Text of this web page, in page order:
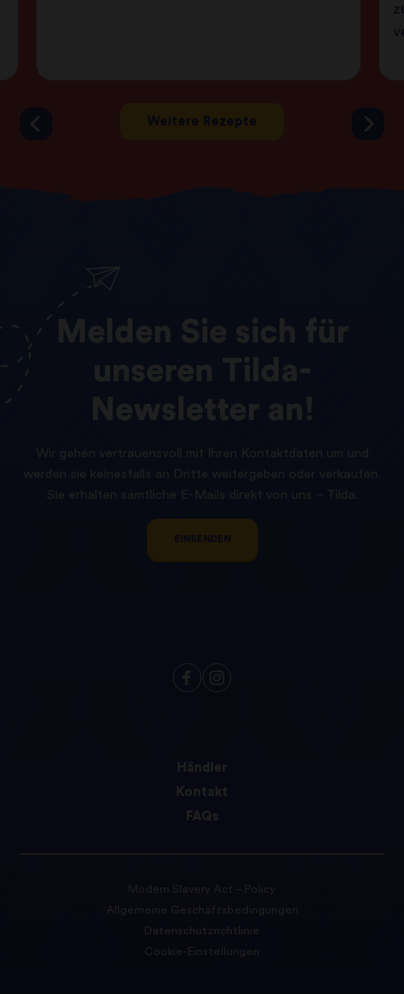
Weitere Rezepte
Melden Sie sich
für
unseren
Tilda-
Newsletter
an!
Wir gehen vertrauensvoll mit Ihren Kontaktdaten um und
werden sie keinesfalls an Dritte weitergeben oder verkaufen.
Sie erhalten sämtliche E-Mails direkt von uns – Tilda.
EINSENDEN
Händler
Kontakt
FAQs
Modern Slavery Act – Policy
Allgemeine Geschäftsbedingungen
Datenschutzrichtlinie
Cookie-Einstellungen